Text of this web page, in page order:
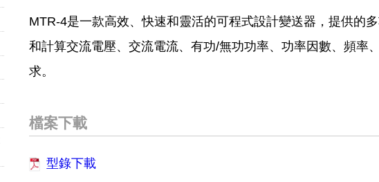
MTR-4是一款高效、快速和靈活的可程式設計變送器，提供的
和計算交流電壓、交流電流、有功/無功功率、功率因數、頻率
求。
檔案下載
型錄下載